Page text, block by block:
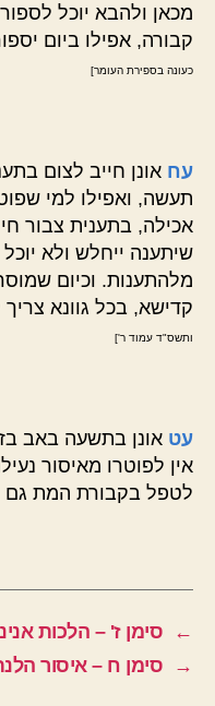
מכאן ולהבא יוכל
קבורה, אפילו ביום
כעונה בספירת העומר]
עח אונן חייב לצום
תעשה, ואפילו למי
אכילה, בתענית צבור
שיתענה ייחלש ולא
מלהתענות. וכיום
קדישא, בכל גוונא
ותשס"ד עמוד ר']
עט אונן בתשעה באב
אין לפוטרו מאיסור
לטפל בקבורת המת גם
←
סימן ז' – הלכות
→
סימן ח – איסור